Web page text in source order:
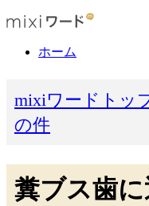
ホーム
mixiワードトッ
の件
糞ブス歯